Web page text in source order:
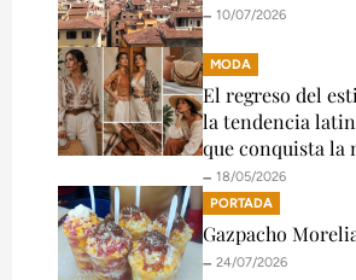
🗕️ 10/07/2026
MODA
El regreso del
la tendencia
que conquista la
🗕️ 18/05/2026
PORTADA
Gazpacho
🗕️ 24/07/2026